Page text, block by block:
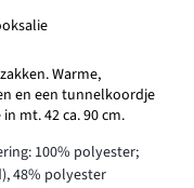
Warme,
en een tunnelkoordje
mt. 42 ca. 90 cm.
100% polyester;
48% polyester